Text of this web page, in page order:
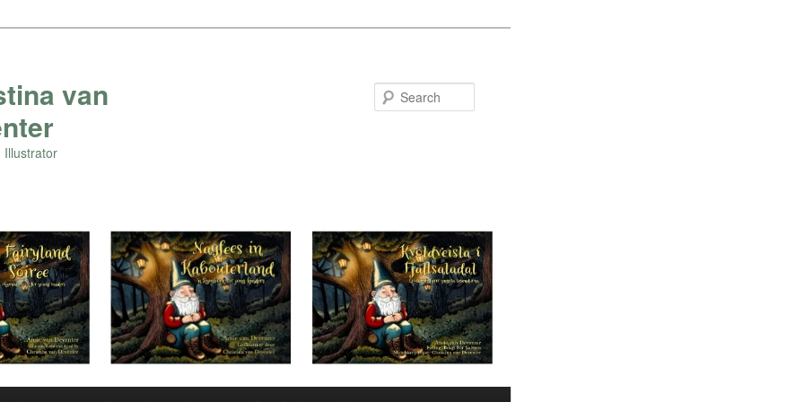
van
Illustrator